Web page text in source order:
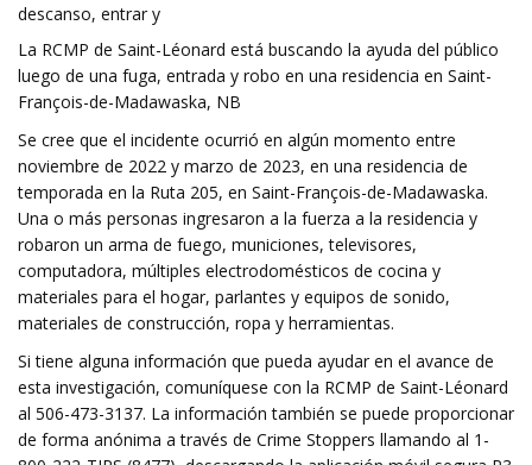
descanso, entrar y
La RCMP de Saint-Léonard está buscando la ayuda del público
luego de una fuga, entrada y robo en una residencia en Saint-
François-de-Madawaska, NB
Se cree que el incidente ocurrió en algún momento entre
noviembre de 2022 y marzo de 2023, en una residencia de
temporada en la Ruta 205, en Saint-François-de-Madawaska.
Una o más personas ingresaron a la fuerza a la residencia y
robaron un arma de fuego, municiones, televisores,
computadora, múltiples electrodomésticos de cocina y
materiales para el hogar, parlantes y equipos de sonido,
materiales de construcción, ropa y herramientas.
Si tiene alguna información que pueda ayudar en el avance de
esta investigación, comuníquese con la RCMP de Saint-Léonard
al 506-473-3137. La información también se puede proporcionar
de forma anónima a través de Crime Stoppers llamando al 1-